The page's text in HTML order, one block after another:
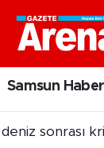
Samsun Haber
sonrası kritik